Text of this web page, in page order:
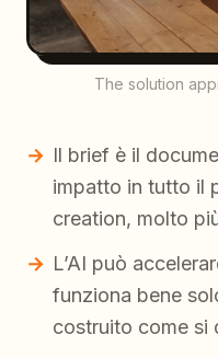
The solution
Il brief è il
impatto in tutto il
creation, molto
L’AI può
funziona bene
costruito come si